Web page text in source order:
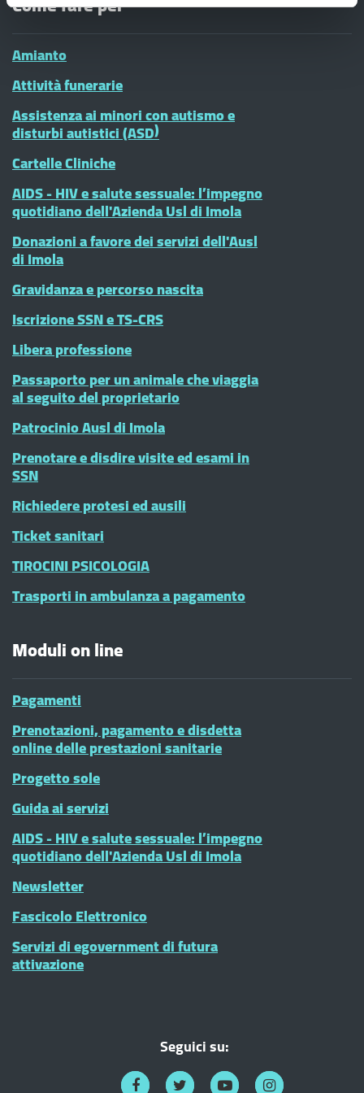
Amianto
Attività funerarie
Assistenza ai minori con autismo e
disturbi autistici (ASD)
Cartelle Cliniche
AIDS - HIV e salute sessuale: l’impegno
quotidiano dell'Azienda Usl di Imola
Donazioni a favore dei servizi dell'Ausl
di Imola
Gravidanza e percorso nascita
Iscrizione SSN e TS-CRS
Libera professione
Passaporto per un animale che viaggia
al seguito del proprietario
Patrocinio Ausl di Imola
Prenotare e disdire visite ed esami in
SSN
Richiedere protesi ed ausili
Ticket sanitari
TIROCINI PSICOLOGIA
Trasporti in ambulanza a pagamento
Moduli on line
Pagamenti
Prenotazioni, pagamento e disdetta
online delle prestazioni sanitarie
Progetto sole
Guida ai servizi
AIDS - HIV e salute sessuale: l’impegno
quotidiano dell'Azienda Usl di Imola
Newsletter
Fascicolo Elettronico
Servizi di egovernment di futura
attivazione
Seguici su: